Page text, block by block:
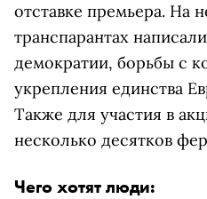
отставке премьера. На
транспарантах
демократии, борьбы с
укрепления единства
Также для участия в
несколько десятков
Чего хотят люди: